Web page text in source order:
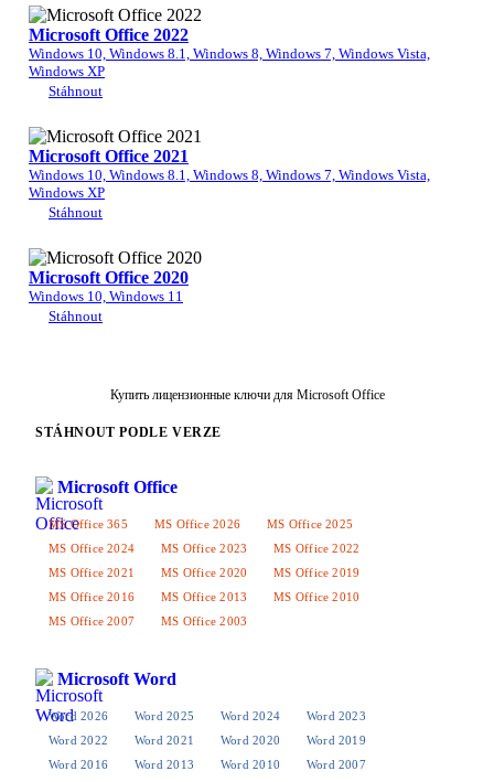
Microsoft Office 2022
Windows 10, Windows 8.1, Windows 8, Windows 7, Windows Vista,
Windows XP
Stáhnout
Microsoft Office 2021
Windows 10, Windows 8.1, Windows 8, Windows 7, Windows Vista,
Windows XP
Stáhnout
Microsoft Office 2020
Windows 10, Windows 11
Stáhnout
Купить лицензионные ключи для Microsoft Office
STÁHNOUT PODLE VERZE
Microsoft Office
MS Office 365 MS Office 2026
MS Office 2025
MS Office 2024
MS Office 2023
MS Office 2022
MS Office 2021
MS Office 2020
MS Office 2019
MS Office 2016
MS Office 2013
MS Office 2010
MS Office 2007
MS Office 2003
Microsoft Word
Word 2026 Word 2025 Word 2024
Word 2023
Word 2022
Word 2021 Word 2020
Word 2019
Word 2016
Word 2013 Word 2010
Word 2007